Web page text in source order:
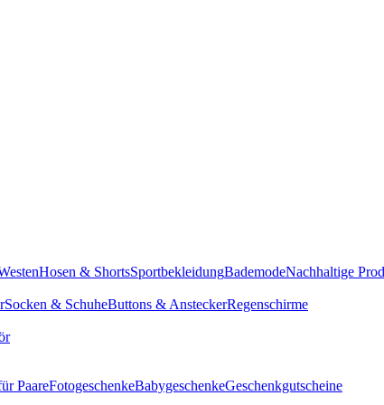
Hosen & ShortsSportbekleidungBademodeNachhaltige
Socken & SchuheButtons & AnsteckerRegenschirme
PaareFotogeschenkeBabygeschenkeGeschenkgutscheine